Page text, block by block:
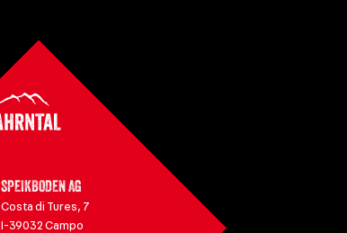
SPEIKBODEN AG
Costa di Tures, 7
I-39032 Campo